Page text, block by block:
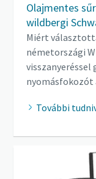
Olajmentes
wildbergi
Miért
németországi
nyomásfokozót
További